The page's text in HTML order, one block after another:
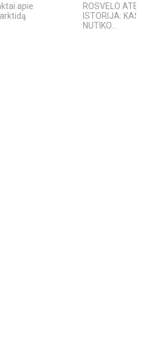
apie
ROSVELO ATEIVIO
ISTORIJA: KAS
NUTIKO...